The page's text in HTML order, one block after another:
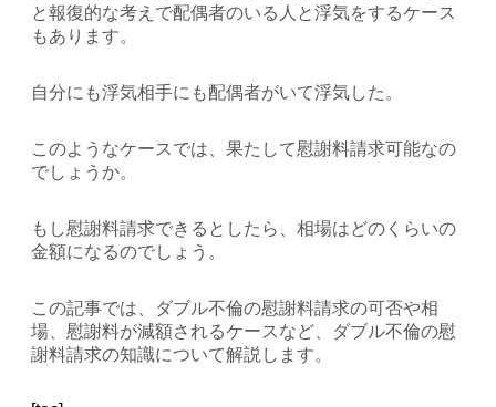
と報復的な考えで配偶者のいる人と浮気をするケース
もあります。
自分にも浮気相手にも配偶者がいて浮気した。
このようなケースでは、果たして慰謝料請求可能なの
でしょうか。
もし慰謝料請求できるとしたら、相場はどのくらいの
金額になるのでしょう。
この記事では、ダブル不倫の慰謝料請求の可否や相
場、慰謝料が減額されるケースなど、ダブル不倫の慰
謝料請求の知識について解説します。